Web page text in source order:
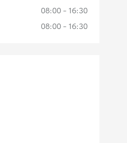
08:00 - 16:30
08:00 - 16:30